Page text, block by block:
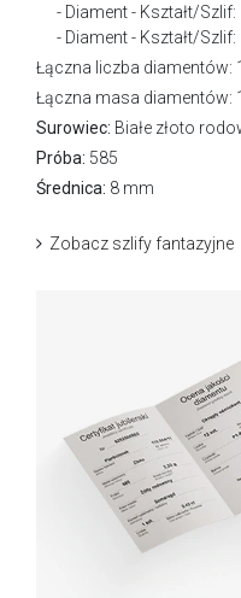
Diament - Kształt/
Diament - Kształt/
Łączna liczba diamentów:
Łączna masa diamentów:
Surowiec: Białe złoto
Próba: 585
Średnica: 8 mm
Zobacz szlify fantazyjne